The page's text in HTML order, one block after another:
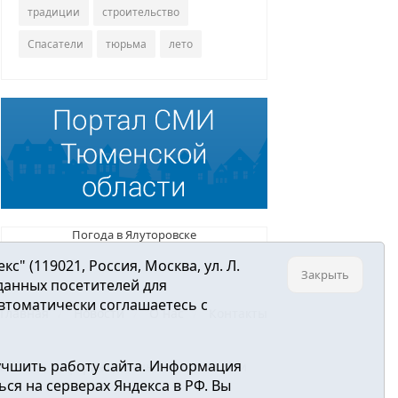
традиции строительство
Спасатели тюрьма лето
Погода в Ялуторовске
Главная Новости О нас
информационных технологий и
(119021, Россия, Москва, ул. Л.
посетителей для
соглашаетесь с
работу сайта. Информация
на серверах Яндекса в РФ. Вы
Закрыть